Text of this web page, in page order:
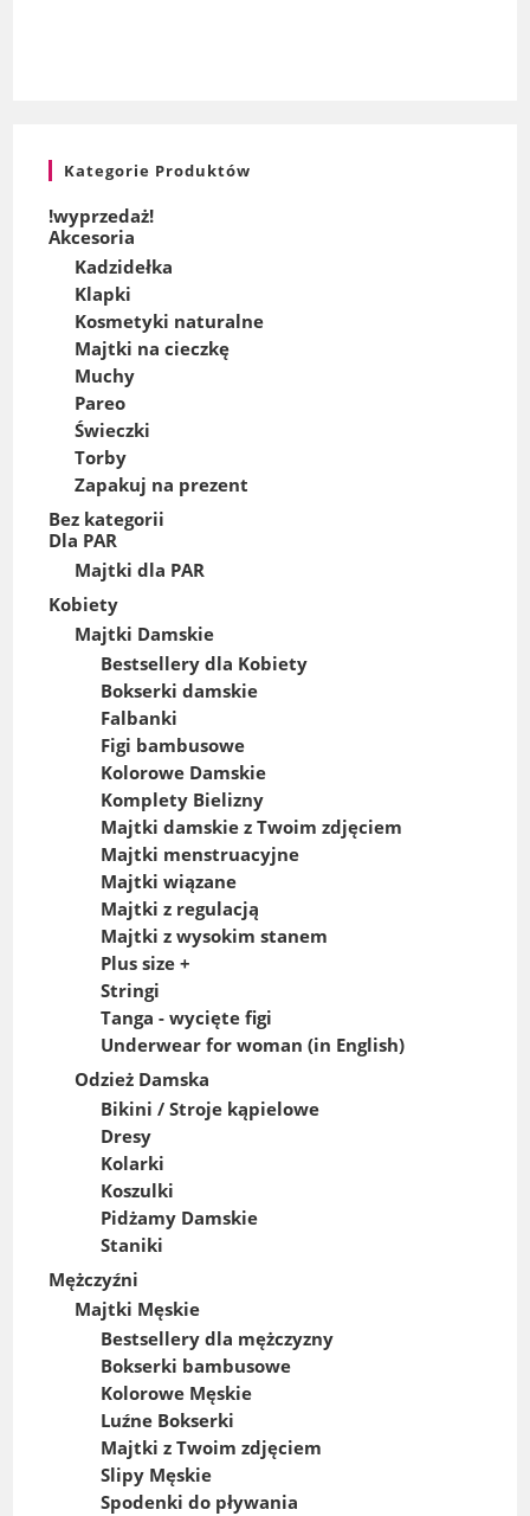
Kategorie Produktów
!wyprzedaż!
Akcesoria
Kadzidełka
Klapki
Kosmetyki naturalne
Majtki na cieczkę
Muchy
Pareo
Świeczki
Torby
Zapakuj na prezent
Bez kategorii
Dla PAR
Majtki dla PAR
Kobiety
Majtki Damskie
Bestsellery dla Kobiety
Bokserki damskie
Falbanki
Figi bambusowe
Kolorowe Damskie
Komplety Bielizny
Majtki damskie z Twoim zdjęciem
Majtki menstruacyjne
Majtki wiązane
Majtki z regulacją
Majtki z wysokim stanem
Plus size +
Stringi
Tanga - wycięte figi
Underwear for woman (in English)
Odzież Damska
Bikini / Stroje kąpielowe
Dresy
Kolarki
Koszulki
Pidżamy Damskie
Staniki
Mężczyźni
Majtki Męskie
Bestsellery dla mężczyzny
Bokserki bambusowe
Kolorowe Męskie
Luźne Bokserki
Majtki z Twoim zdjęciem
Slipy Męskie
Spodenki do pływania